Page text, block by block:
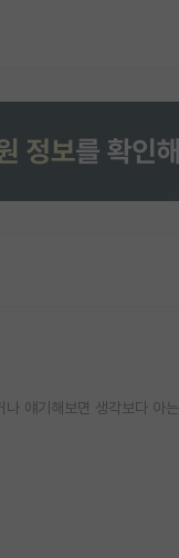
얘기해보면 생각보다 아